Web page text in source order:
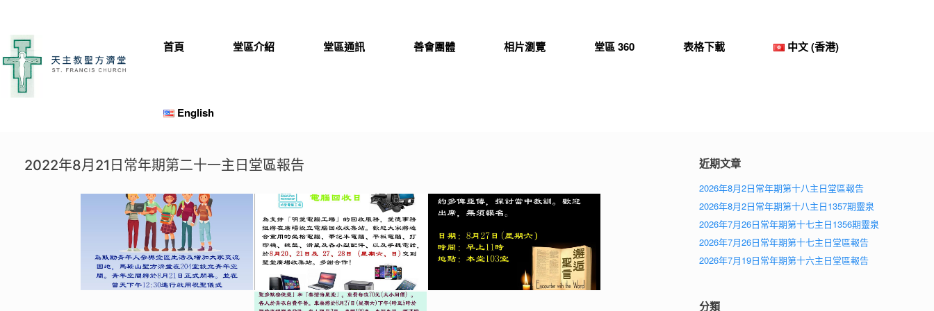
content
首頁 堂區介紹 堂區通訊 善會團體 相片瀏覽 堂區 360 表格下載 中文 (香港)
English
2022年8月21日常年期第二十一主日堂區報告
近期文章
2026年8月2日常年期第十八主日堂區報告
2026年8月2日常年期第十八主日1357期靈泉
2026年7月26日常年期第十七主日1356期靈泉
2026年7月26日常年期第十七主日堂區報告
2026年7月19日常年期第十六主日堂區報告
分類